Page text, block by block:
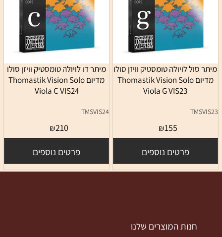
מיתר סול לויולה טומסטיק וויזן סולו
מדיום Thomastik Vision Solo
Viola G VIS23
TMSVIS23
₪155
פרטים נוספים
מיתר דו לויולה טומסטיק וויזן סולו
מדיום Thomastik Vision Solo
Viola C VIS24
TMSVIS24
₪210
פרטים נוספים
חנות המוצרים שלנו